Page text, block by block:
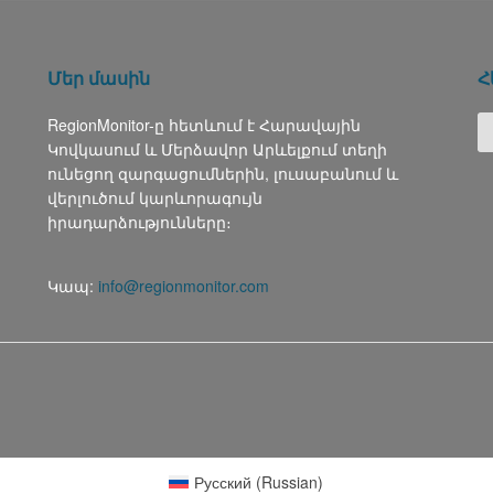
Մեր մասին
RegionMonitor-ը հետևում է Հարավային
Կովկասում և Մերձավոր Արևելքում տեղի
ունեցող զարգացումներին, լուսաբանում և
վերլուծում կարևորագույն
իրադարձությունները։
Կապ: info@regionmonitor.com
Русский (Russian)